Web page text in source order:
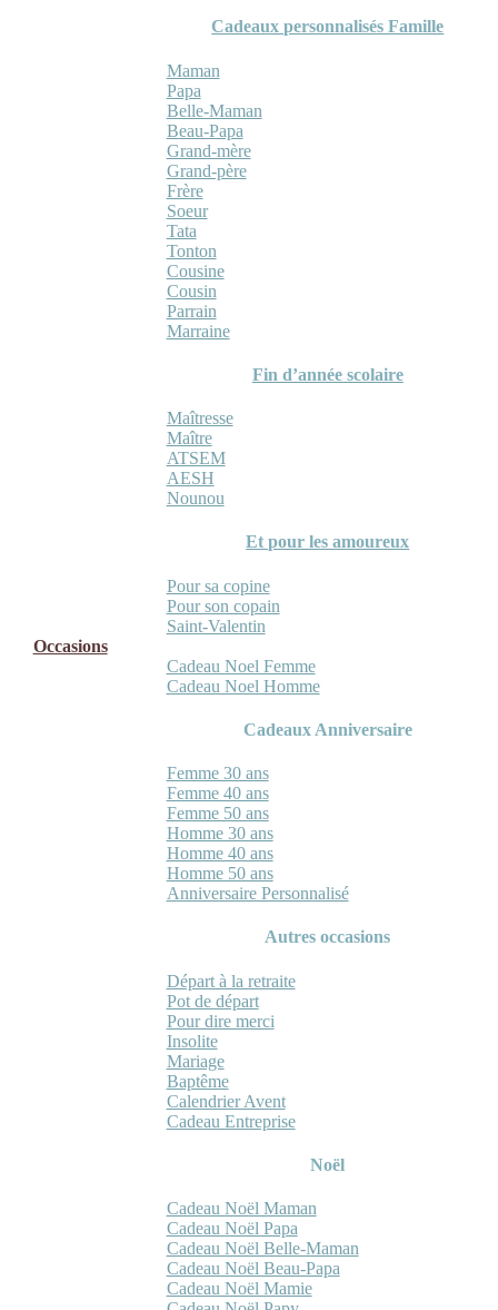
Cadeaux personnalisés Famille
Maman
Papa
Belle-Maman
Beau-Papa
Grand-mère
Grand-père
Frère
Soeur
Tata
Tonton
Cousine
Cousin
Parrain
Marraine
Fin d’année scolaire
Maîtresse
Maître
ATSEM
AESH
Nounou
Et pour les amoureux
Pour sa copine
Pour son copain
Saint-Valentin
Occasions
Cadeau Noel Femme
Cadeau Noel Homme
Cadeaux Anniversaire
Femme 30 ans
Femme 40 ans
Femme 50 ans
Homme 30 ans
Homme 40 ans
Homme 50 ans
Anniversaire Personnalisé
Autres occasions
Départ à la retraite
Pot de départ
Pour dire merci
Insolite
Mariage
Baptême
Calendrier Avent
Cadeau Entreprise
Noël
Cadeau Noël Maman
Cadeau Noël Papa
Cadeau Noël Belle-Maman
Cadeau Noël Beau-Papa
Cadeau Noël Mamie